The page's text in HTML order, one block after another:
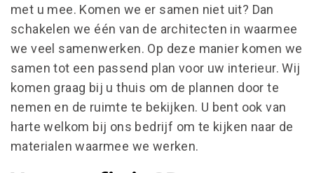
met u mee. Komen we er samen niet uit? Dan
schakelen we één van de architecten in waarmee
we veel samenwerken. Op deze manier komen we
samen tot een passend plan voor uw interieur. Wij
komen graag bij u thuis om de plannen door te
nemen en de ruimte te bekijken. U bent ook van
harte welkom bij ons bedrijf om te kijken naar de
materialen waarmee we werken.